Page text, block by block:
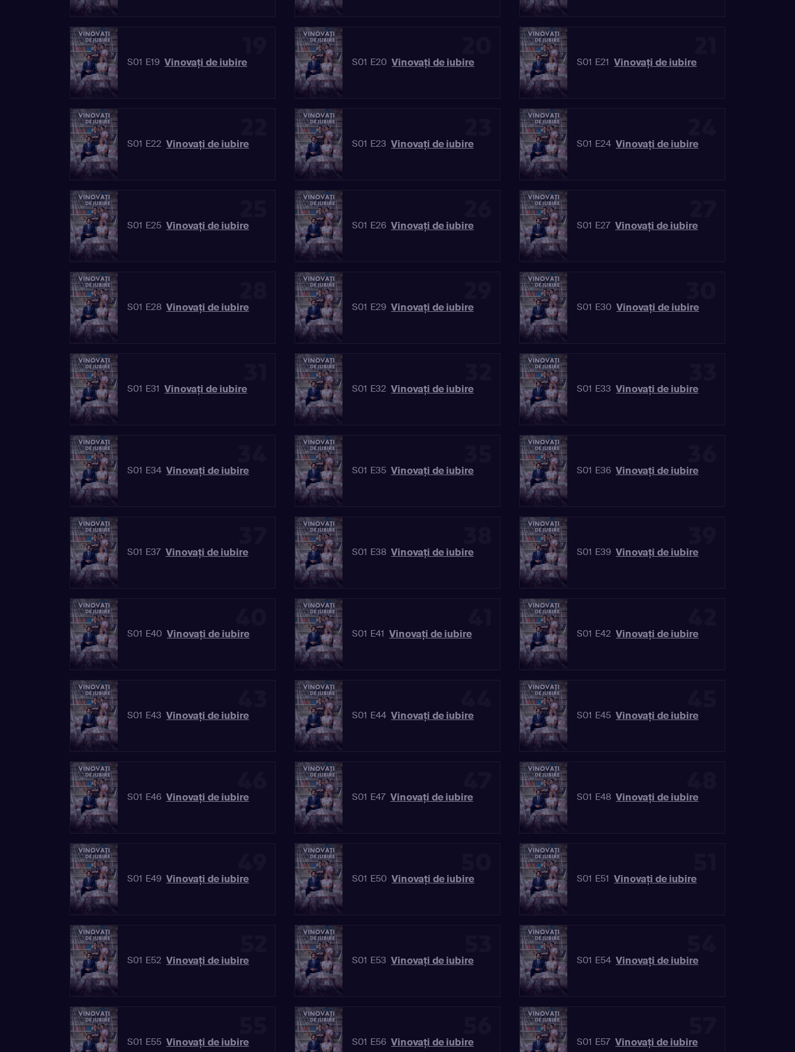
S01 E19 Vinovaţi de iubire S01 E20 Vinovaţi de iubire S01 E21 Vinovaţi de iubire
S01 E22 Vinovaţi de iubire S01 E23 Vinovaţi de iubire S01 E24 Vinovaţi de iubire
S01 E25 Vinovaţi de iubire S01 E26 Vinovaţi de iubire S01 E27 Vinovaţi de iubire
S01 E28 Vinovaţi de iubire S01 E29 Vinovaţi de iubire S01 E30 Vinovaţi de iubire
S01 E31 Vinovaţi de iubire S01 E32 Vinovaţi de iubire S01 E33 Vinovaţi de iubire
S01 E34 Vinovaţi de iubire S01 E35 Vinovaţi de iubire S01 E36 Vinovaţi de iubire
S01 E37 Vinovaţi de iubire S01 E38 Vinovaţi de iubire S01 E39 Vinovaţi de iubire
S01 E40 Vinovaţi de iubire S01 E41 Vinovaţi de iubire S01 E42 Vinovaţi de iubire
S01 E43 Vinovaţi de iubire S01 E44 Vinovaţi de iubire S01 E45 Vinovaţi de iubire
S01 E46 Vinovaţi de iubire S01 E47 Vinovaţi de iubire S01 E48 Vinovaţi de iubire
S01 E49 Vinovaţi de iubire S01 E50 Vinovaţi de iubire S01 E51 Vinovaţi de iubire
S01 E52 Vinovaţi de iubire S01 E53 Vinovaţi de iubire S01 E54 Vinovaţi de iubire
S01 E55 Vinovaţi de iubire S01 E56 Vinovaţi de iubire S01 E57 Vinovaţi de iubire